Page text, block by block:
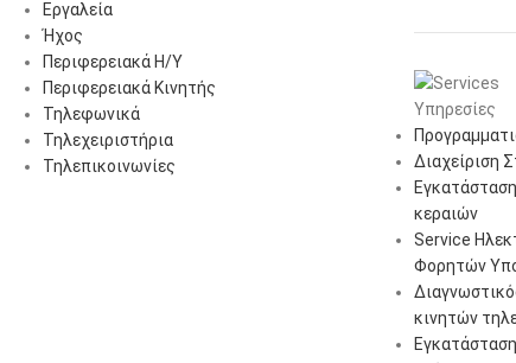
Εργαλεία
Ήχος
Περιφερειακά Η/Υ
Περιφερειακά Κινητής
Τηλεφωνικά
Τηλεχειριστήρια
Τηλεπικοινωνίες
Υπηρεσίες
Διαχείριση
κεραιών
Service
Φορητών
κινητών